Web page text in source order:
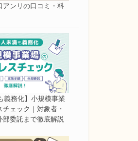
アンリの口コミ・料
義務化】小規模事業
ェック｜対象者・
部委託まで徹底解説